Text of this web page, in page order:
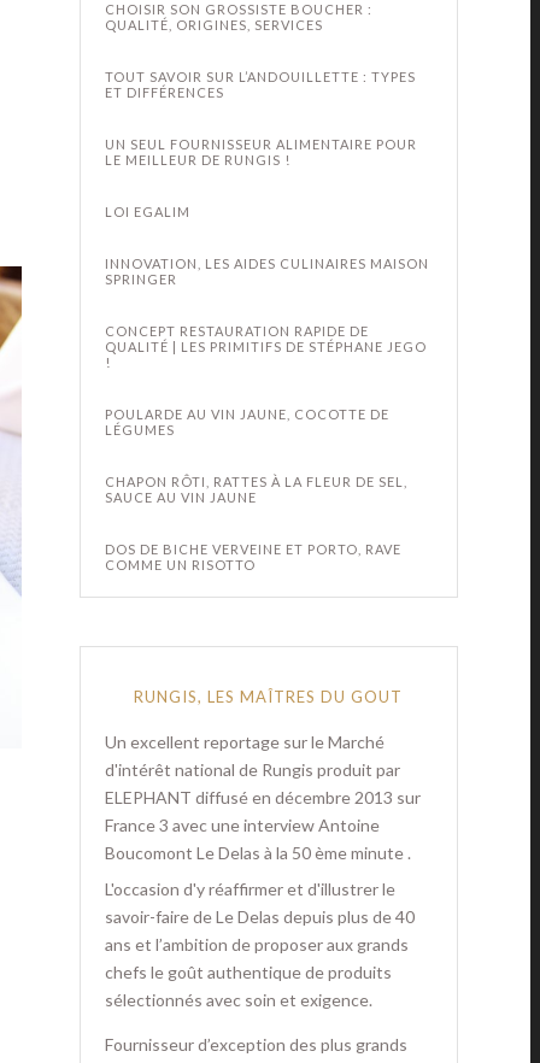
CHOISIR SON GROSSISTE BOUCHER :
QUALITÉ, ORIGINES, SERVICES
TOUT SAVOIR SUR L’ANDOUILLETTE : TYPES
ET DIFFÉRENCES
UN SEUL FOURNISSEUR ALIMENTAIRE POUR
LE MEILLEUR DE RUNGIS !
LOI EGALIM
INNOVATION, LES AIDES CULINAIRES MAISON
SPRINGER
CONCEPT RESTAURATION RAPIDE DE
QUALITÉ | LES PRIMITIFS DE STÉPHANE JEGO
!
POULARDE AU VIN JAUNE, COCOTTE DE
LÉGUMES
CHAPON RÔTI, RATTES À LA FLEUR DE SEL,
SAUCE AU VIN JAUNE
DOS DE BICHE VERVEINE ET PORTO, RAVE
COMME UN RISOTTO
RUNGIS, LES MAÎTRES DU GOUT
Un excellent reportage sur le Marché
d'intérêt national de Rungis produit par
ELEPHANT diffusé en décembre 2013 sur
France 3 avec une interview Antoine
Boucomont Le Delas à la 50 ème minute .
L'occasion d'y réaffirmer et d'illustrer le
savoir-faire de Le Delas depuis plus de 40
ans et l’ambition de proposer aux grands
chefs le goût authentique de produits
sélectionnés avec soin et exigence.
Fournisseur d’exception des plus grands